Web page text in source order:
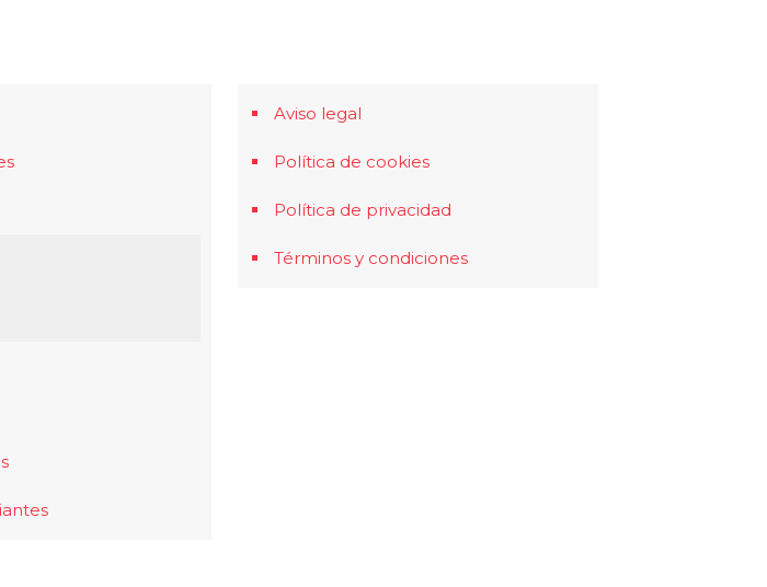
Aviso legal
Política de cookies
Política de privacidad
Términos y condiciones